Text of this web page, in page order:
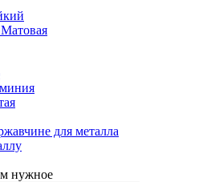
для металла
нужное